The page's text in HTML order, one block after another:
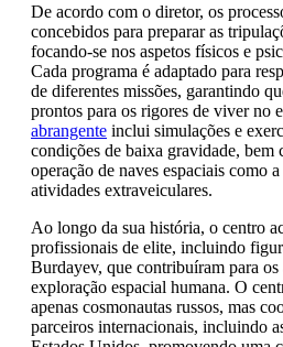
De acordo com o diretor, os
concebidos para preparar as
focando-se nos aspetos físicos e
Cada programa é adaptado para
de diferentes missões, garantindo
prontos para os rigores de viver no
abrangente inclui simulações e
condições de baixa gravidade, bem
operação de naves espaciais como
atividades extraveiculares.
Ao longo da sua história, o centro
profissionais de elite, incluindo
Burdayev, que contribuíram para
exploração espacial humana. O
apenas cosmonautas russos, mas
parceiros internacionais, incluindo